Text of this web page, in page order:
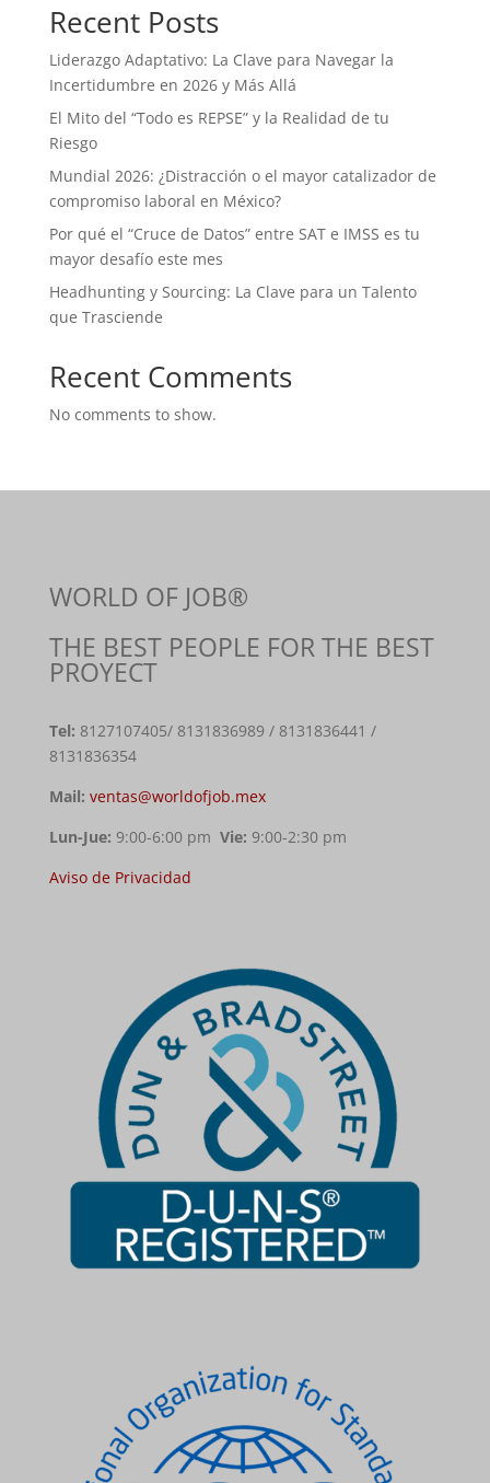
Recent Posts
Liderazgo Adaptativo: La Clave para Navegar la
Incertidumbre en 2026 y Más Allá
El Mito del “Todo es REPSE” y la Realidad de tu
Riesgo
Mundial 2026: ¿Distracción o el mayor catalizador de
compromiso laboral en México?
Por qué el “Cruce de Datos” entre SAT e IMSS es tu
mayor desafío este mes
Headhunting y Sourcing: La Clave para un Talento
que Trasciende
Recent Comments
No comments to show.
WORLD OF JOB®
THE BEST PEOPLE FOR THE BEST
PROYECT
Tel: 8127107405/ 8131836989 / 8131836441 /
8131836354
Mail: ventas@worldofjob.mex
Lun-Jue: 9:00-6:00 pm Vie: 9:00-2:30 pm
Aviso de Privacidad